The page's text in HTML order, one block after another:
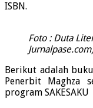
ISBN.
Foto : Duta
Berikut adalah
Penerbit Maghza
program SAKESAKU